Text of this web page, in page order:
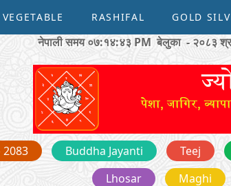
VEGETABLE RASHIFAL GOLD
नेपाली समय०७:१४:४४ PM बेलुका - २०८३
Buddha Jayanti Teej
Lhosar
Maghi